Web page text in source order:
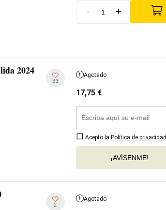
- +
2024
33
Agotado
17,75 €
Acepto la Política de privacidad
¡AVÍSENME!
2
Agotado